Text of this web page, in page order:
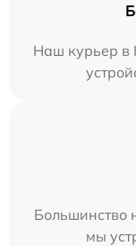
Наш курьер в
Большинство
мы